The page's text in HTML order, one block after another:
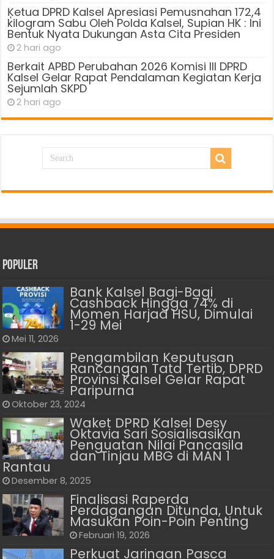
Ķetua DPRD Kalsel Apresiasi Pemusnahan 172,4
kilogram Sabu Oleh Polda Kalsel, Supian HK : Ini
Bentuk Nyata Dukungan Asta Cita Presiden
2 hari ago
Berkait APBD Perubahan 2026 Komisi III DPRD
Kalsel Gelar Rapat Pendalaman Kegiatan Kerja
Sejumlah SKPD
2 hari ago
Populer
Bank Kalsel Bagi-Bagi
Cashback Hingga 74% di
Momen Harjad HSU, Dimulai
1-29 Mei
Mei 11, 2026
Pengambilan Keputusan
Rancangan Tata Tertib, DPRD
Provinsi Kalsel Gelar Rapat
Paripurna
Oktober 23, 2024
Waket DPRD Kalsel Desy
Oktavia Sari Sosialisasikan
Penguatan Nilai Pancasila
dan Tinjau MBG di MAN 1
Rantau
Desember 8, 2025
Finalisasi Raperda
Perdagangan Ditunda, Untuk
Masukan Poin-Poin Penting
Februari 19, 2026
Perkuat Jaringan Pasca